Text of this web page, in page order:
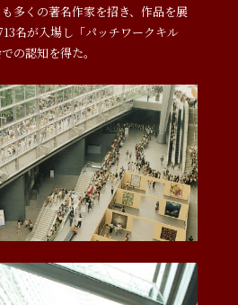
多くの著名作家を招き、作品を展
名が入場し「パッチワークキル
の認知を得た。